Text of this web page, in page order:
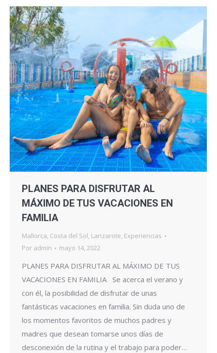
PLANES PARA DISFRUTAR AL
MÁXIMO DE TUS VACACIONES EN
FAMILIA
Mallorca, Costa del Sol, Lanzarote, Experiencias
Por admin mayo 14, 2022
PLANES PARA DISFRUTAR AL MÁXIMO DE TUS
VACACIONES EN FAMILIA Se acerca el verano y
con él, la posibilidad de disfrutar de unas
fantásticas vacaciones en familia. Sin duda uno de
los momentos favoritos de muchos padres y
madres que desean tomarse unos días de
desconexión de la rutina y el trabajo para poder…